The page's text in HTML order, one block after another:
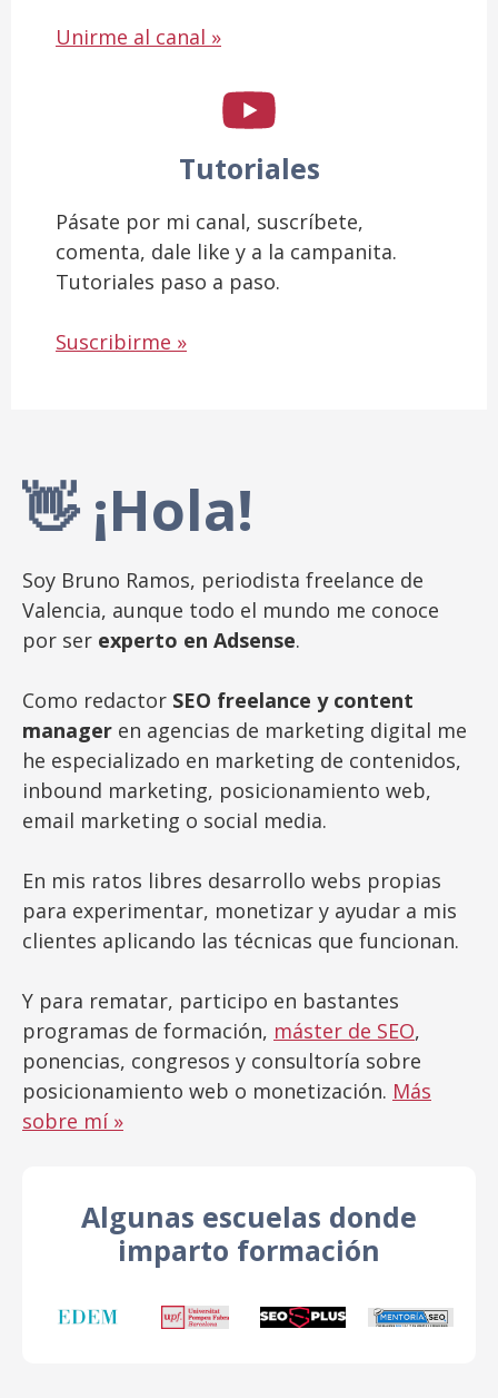
Unirme al canal »
Tutoriales
Pásate por mi canal, suscríbete,
comenta, dale like y a la campanita.
Tutoriales paso a paso.
Suscribirme »
👋 ¡Hola!
Soy Bruno Ramos, periodista freelance de
Valencia, aunque todo el mundo me conoce
por ser experto en Adsense.
Como redactor SEO freelance y content
manager en agencias de marketing digital me
he especializado en marketing de contenidos,
inbound marketing, posicionamiento web,
email marketing o social media.
En mis ratos libres desarrollo webs propias
para experimentar, monetizar y ayudar a mis
clientes aplicando las técnicas que funcionan.
Y para rematar, participo en bastantes
programas de formación, máster de SEO,
ponencias, congresos y consultoría sobre
posicionamiento web o monetización. Más
sobre mí »
Algunas escuelas donde
imparto formación